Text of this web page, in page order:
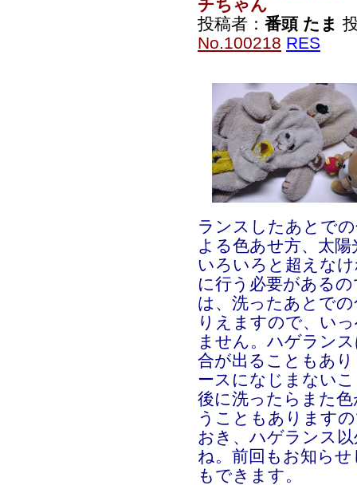
チちゃん
投稿者： 番頭 たま
No.100218 RES
ランスしたあとで
よる色あせ方、太
いろいろと超えな
に行う必要がある
は、洗ったあとで
りえますので、い
ません。ハゲラン
合が出ることもあ
ースになじまない
後に洗ったらまた
うこともあります
おき、ハゲランス
ね。前回もお知ら
もできます。